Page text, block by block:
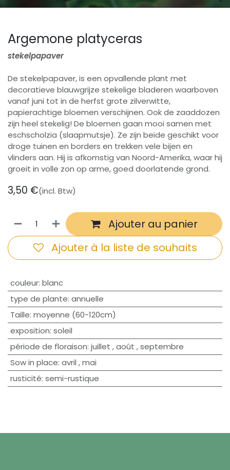
Argemone platyceras
stekelpapaver
De stekelpapaver, is een opvallende plant met
decoratieve blauwgrijze stekelige bladeren waarboven
vanaf juni tot in de herfst grote zilverwitte,
papierachtige bloemen verschijnen. Ook de zaaddozen
zijn heel stekelig! De bloemen gaan mooi samen met
eschscholzia (slaapmutsje). Ze zijn beide geschikt voor
droge tuinen en borders en trekken vele bijen en
vlinders aan. Hij is afkomstig van Noord-Amerika, waar hij
groeit in volle zon op arme, goed doorlatende grond.
3,50 €(incl. Btw)
Ajouter au panier
Ajouter à la liste de souhaits
couleur: blanc
type de plante: annuelle
Taille: moyenne (60-120cm)
exposition: soleil
période de floraison: juillet ,août ,septembre
Sow in place: avril ,mai
rusticité: semi-rustique